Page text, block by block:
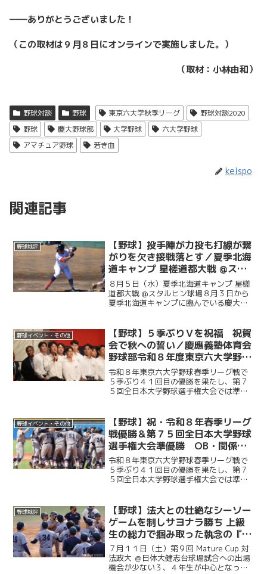
――ありがとうございました！
（この取材は９月８日にオンラインで実施しました。）
（取材：小林由和）
野球対談 野球 東京六大学秋季リーグ
野球対談2020
野球
慶大野球部 大学野球
六大学野球
アマチュア野球
若き血
keispo
関連記事
野球戦評
【野球】投手陣が力投も打線が繋
がりを欠き接戦落とす／夏季北海
道キャンプ 星槎道都大戦 @スタ
ルヒン球場
８月５日（水）夏季北海道キャンプ 星槎
道都大戦 @スタルヒン球場８月３日から
夏季北海道キャンプに臨んでいる慶大。
（商４・慶應）が相手打線に得点を許
し、２点を追う展開に。そ...
野球イベント・その他
【野球】５季ぶりＶを祝福 祝賀
会で秋への誓い／慶應義塾体育会
野球部令和８年度東京六大学野球
春季リーグ戦優勝 祝賀会～前編
～
令和８年東京六大学野球春季リーグ戦で
５季ぶり４１回目の優勝を果たし、第７
５回全日本大学野球選手権大会では準優
人が集まり、選手たちの健闘をたたえ
た。前編では、堀井監督の挨...
野球イベント・その他
【野球】祝・令和８年春季リーグ
戦優勝＆第７５回全日本大学野球
選手権大会準優勝 OB・関係者
からのお祝いメッセージ
令和８年東京六大学野球春季リーグ戦で
５季ぶり４１回目の優勝を果たし、第７
５回全日本大学野球選手権大会では準優
の皆様から、現役選手たちへ温かい祝福
のメッセージをお寄せい...
野球戦評
【野球】法大との壮絶なシーソー
ゲームを制しサヨナラ勝ち 上級
生の総力で掴み取った執念の『一
勝』／第９回MatureCup・法大
戦
７月１１日（土）第９回 Mature Cup 対
法政大 ＠日体大健志台球場試合への出場
機会が少ない３、４年生が中心となって